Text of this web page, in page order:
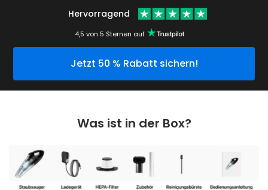
Hervorragend
4,5 von 5 Sternen auf
Jetzt 50 % Rabatt sichern!
Was ist in der Box?